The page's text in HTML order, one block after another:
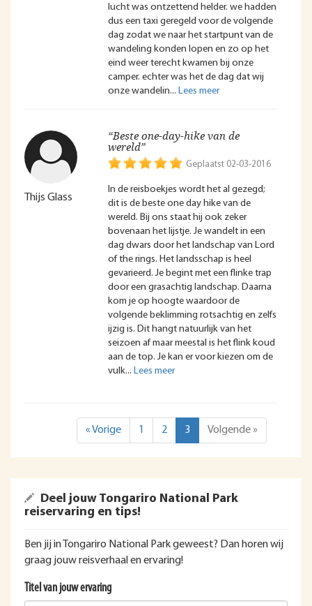
lucht was ontzettend helder. we hadden
dus een taxi geregeld voor de volgende
dag zodat we naar het startpunt van de
wandeling konden lopen en zo op het
eind weer terecht kwamen bij onze
camper. echter was het de dag dat wij
onze wandelin
Thijs Glass
“Beste one-day-hike van de
wereld”
Geplaatst 02-03-2016
In de reisboekjes wordt het al gezegd;
dit is de beste one day hike van de
wereld. Bij ons staat hij ook zeker
bovenaan het lijstje. Je wandelt in een
dag dwars door het landschap van Lord
of the rings. Het landsschap is heel
gevarieerd. Je begint met een flinke trap
door een grasachtig landschap. Daarna
kom je op hoogte waardoor de
volgende beklimming rotsachtig en zelfs
ijzig is. Dit hangt natuurlijk van het
seizoen af maar meestal is het flink koud
aan de top. Je kan er voor kiezen om de
vulk
« Vorige 1 2 3 Volgende »
Deel jouw Tongariro National Park
reiservaring en tips!
Ben jij in Tongariro National Park geweest? Dan horen wij
graag jouw reisverhaal en ervaring!
Titel van jouw ervaring